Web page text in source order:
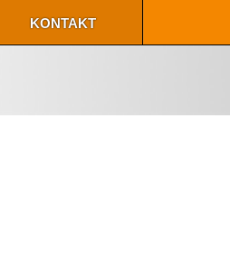
kontakt